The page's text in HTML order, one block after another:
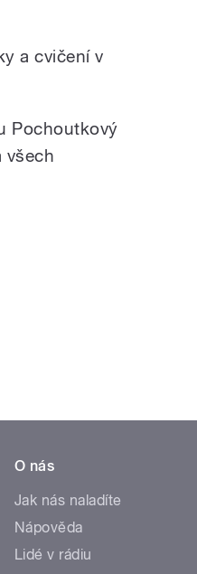
a cvičení v
Pochoutkový
všech
O nás
Jak nás naladíte
Nápověda
Lidé v rádiu